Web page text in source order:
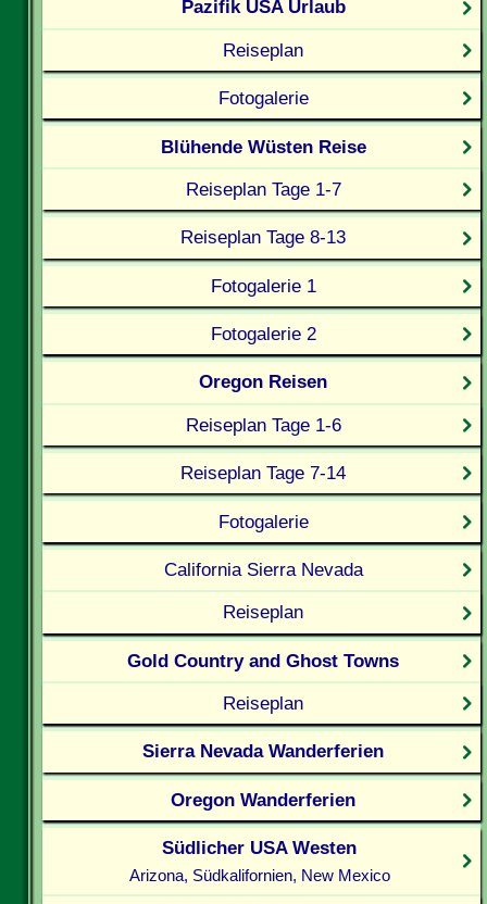
Pazifik USA Urlaub
Reiseplan
Fotogalerie
Blühende Wüsten Reise
Reiseplan Tage 1-7
Reiseplan Tage 8-13
Fotogalerie 1
Fotogalerie 2
Oregon Reisen
Reiseplan Tage 1-6
Reiseplan Tage 7-14
Fotogalerie
California Sierra Nevada
Reiseplan
Gold Country and Ghost Towns
Reiseplan
Sierra Nevada Wanderferien
Oregon Wanderferien
Südlicher USA Westen
Arizona, Südkalifornien, New Mexico